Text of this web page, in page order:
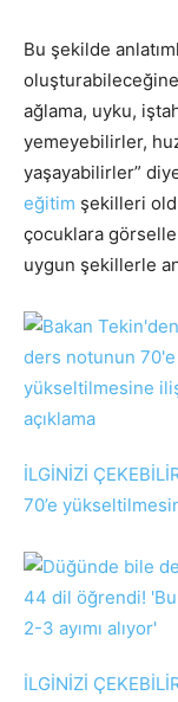
Bu şekilde
oluşturabileceğine
ağlama, uyku,
yemeyebilirler,
yaşayabilirler”
eğitim şekilleri
çocuklara
uygun şekillerle
İLGİNİZİ
70’e
İLGİNİZİ